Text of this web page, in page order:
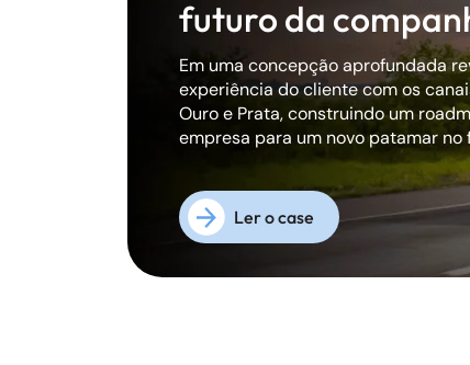
futuro da
Em uma concepção aprofundada
experiência do cliente com os
Ouro e Prata, construindo um
empresa para um novo patamar no
Ler o case